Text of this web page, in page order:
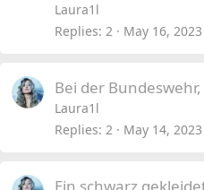
Laura1l
Replies 2 May 16, 2023
Bei der
Laura1l
Replies 2 May 14, 2023